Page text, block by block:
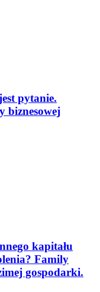
pytanie.
biznesowej
kapitału
Family
gospodarki.